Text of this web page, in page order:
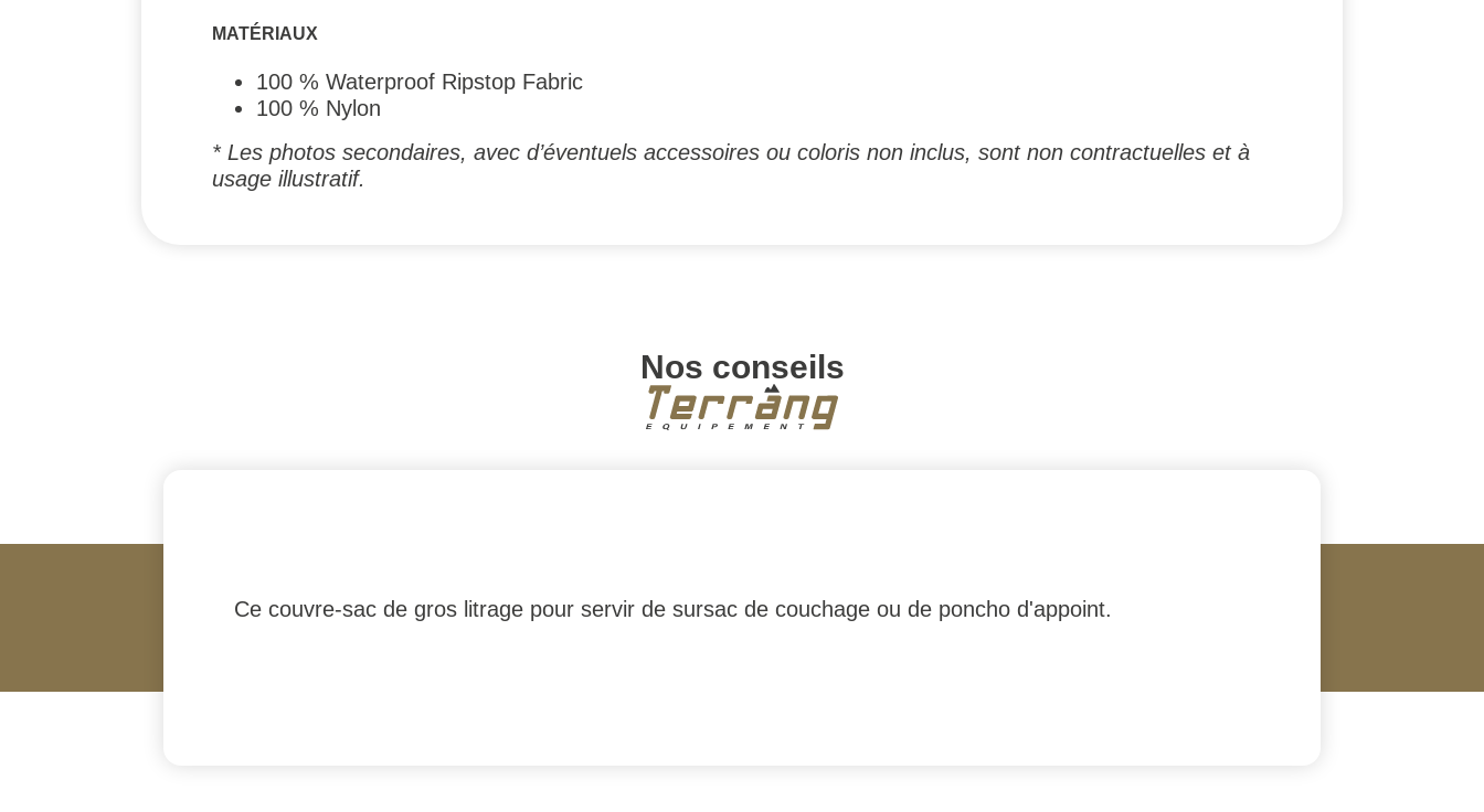
MATÉRIAUX
100 % Waterproof Ripstop Fabric
100 % Nylon
* Les photos secondaires, avec d’éventuels accessoires ou coloris non inclus, sont non contractuelles et à
usage illustratif.
Nos conseils
Ce couvre-sac de gros litrage pour servir de sursac de couchage ou de poncho d'appoint.